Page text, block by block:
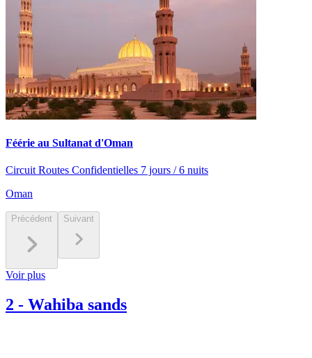
Féérie au Sultanat d'Oman
Circuit Routes Confidentielles 7 jours / 6 nuits
Oman
Précédent Suivant
Voir plus
2 - Wahiba sands